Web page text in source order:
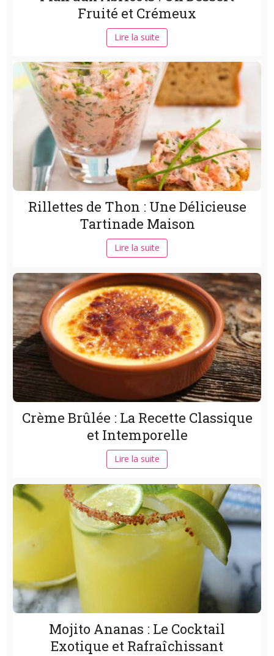
Fruité et Crémeux
Lire la suite
Rillettes de Thon : Une Délicieuse
Tartinade Maison
Lire la suite
Crème Brûlée : La Recette Classique
et Intemporelle
Lire la suite
Mojito Ananas : Le Cocktail
Exotique et Rafraîchissant